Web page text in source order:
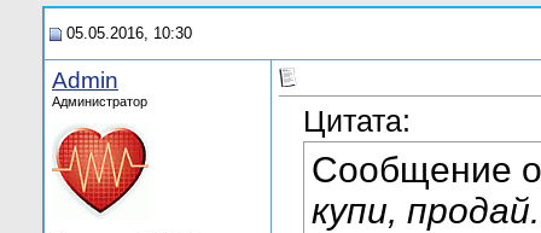
05.05.2016, 10:30
Admin
Администратор
Цитата:
Сообщение
купи,